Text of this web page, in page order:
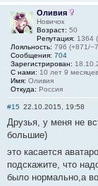
Оливия
Новичок
Возраст: 50
Репутация: 1364
Лояльность: 796 (+871/
Сообщения: 704
Зарегистрирован:
С нами: 10 лет 9 месяцев
Имя: Оливия
Откуда: Россия
#15 22.10.2015, 19:58
Друзья, у меня не
большие)
это касается
подскажите, что
было нормально,а